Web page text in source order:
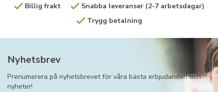
Billig frakt
Snabba leveranser (2-7 arbetsdagar)
Trygg betalning
Nyhetsbrev
Prenumerera på nyhetsbrevet för våra bästa erbjudanden och
nyheter!